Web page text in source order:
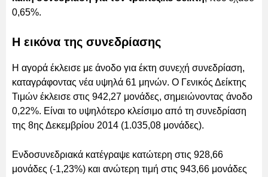
0,65%.
Η εικόνα της συνεδρίασης
Η αγορά έκλεισε με άνοδο για έκτη συνεχή συνεδρίαση,
καταγράφοντας νέα υψηλά 61 μηνών. O Γενικός Δείκτης
Τιμών έκλεισε στις 942,27 μονάδες, σημειώνοντας άνοδο
0,22%. Είναι το υψηλότερο κλείσιμο από τη συνεδρίαση
της 8ης Δεκεμβρίου 2014 (1.035,08 μονάδες).
Ενδοσυνεδριακά κατέγραψε κατώτερη στις 928,66
μονάδες (-1,23%) και ανώτερη τιμή στις 943,66 μονάδες